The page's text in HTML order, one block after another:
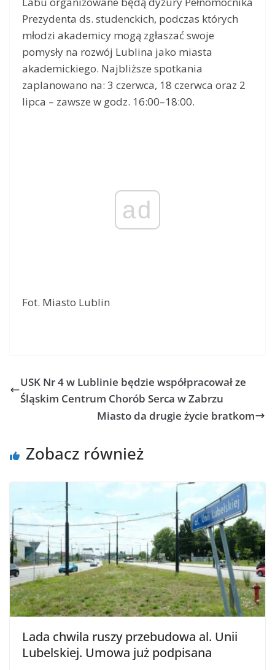
Prezydenta ds. studenckich, podczas których
młodzi akademicy mogą zgłaszać swoje
pomysły na rozwój Lublina jako miasta
akademickiego. Najbliższe spotkania
zaplanowano na: 3 czerwca, 18 czerwca oraz 2
lipca – zawsze w godz. 16:00–18:00.
ad
Fot. Miasto Lublin
USK Nr 4 w Lublinie będzie współpracował ze
Śląskim Centrum Chorób Serca w Zabrzu
Miasto da drugie życie bratkom
Zobacz również
Lada chwila ruszy przebudowa al. Unii
Lubelskiej. Umowa już podpisana